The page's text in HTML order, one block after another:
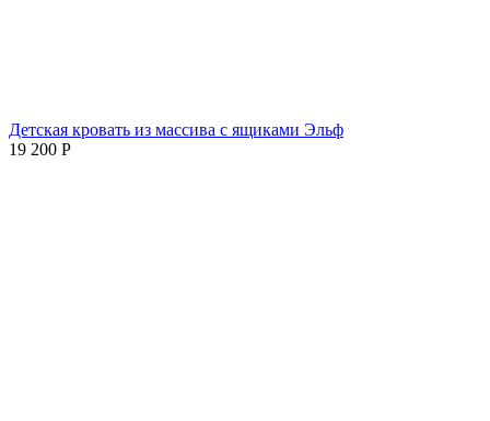
Детская кровать из массива с ящиками Эльф
19 200 Р